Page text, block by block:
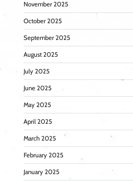
November 2025
October 2025
September 2025
August 2025
July 2025
June 2025
May 2025
April 2025
March 2025
February 2025
January 2025